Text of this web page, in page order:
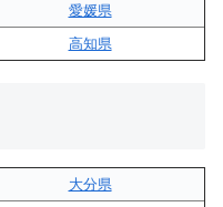
愛媛県
高知県
大分県